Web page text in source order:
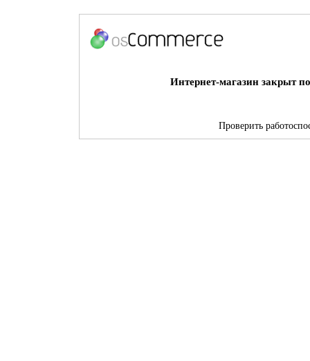
Интернет-магазин закрыт
Проверить